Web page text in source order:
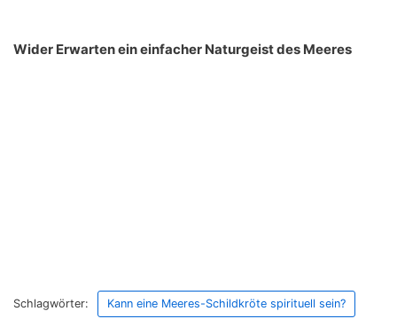
Wider Erwarten ein einfacher Naturgeist des Meeres
Schlagwörter: Kann eine Meeres-Schildkröte spirituell sein?